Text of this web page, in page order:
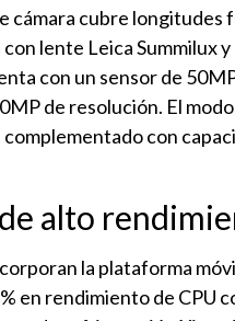
cámara cubre longitudes
lente Leica
con un sensor de
de resolución. El
complementado con
alto
la plataforma
en rendimiento de CPU